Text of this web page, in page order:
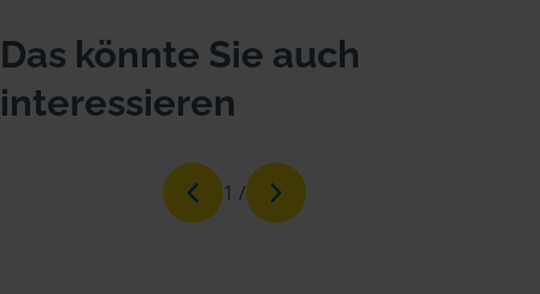
Das könnte Sie auch
interessieren
1 /